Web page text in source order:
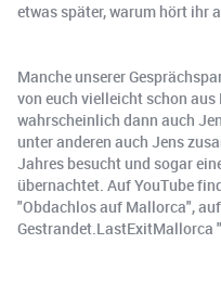
etwas später, warum hört ihr
Manche unserer
von euch vielleicht schon
wahrscheinlich dann auch
unter anderen auch Jens
Jahres besucht und sogar
übernachtet. Auf YouTube
"Obdachlos auf Mallorca",
Gestrandet.LastExitMallorca